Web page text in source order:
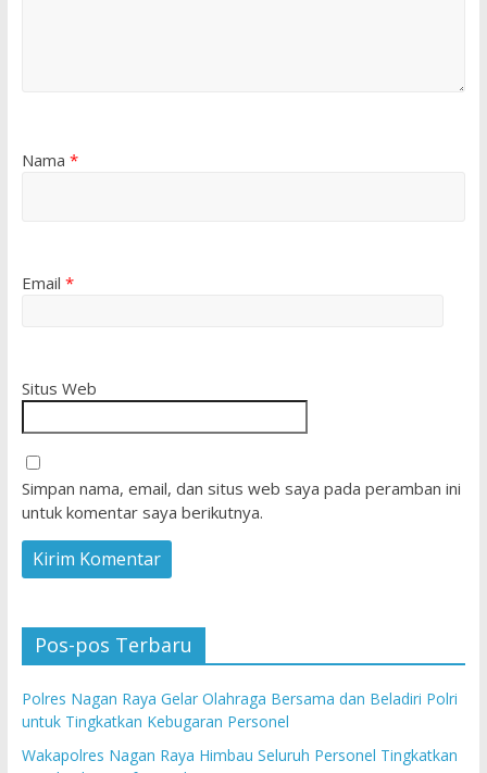
Nama *
Email *
Situs Web
Simpan nama, email, dan situs web saya pada peramban ini
untuk komentar saya berikutnya.
Pos-pos Terbaru
Polres Nagan Raya Gelar Olahraga Bersama dan Beladiri Polri
untuk Tingkatkan Kebugaran Personel
Wakapolres Nagan Raya Himbau Seluruh Personel Tingkatkan